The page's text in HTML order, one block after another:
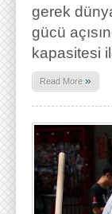
gerek
gücü
kapasitesi
Read More »